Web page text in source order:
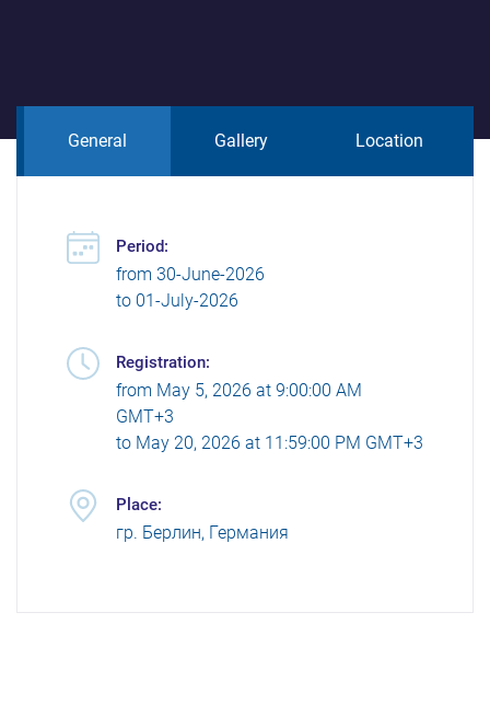
General Gallery Location
Period:
from 30-June-2026
to 01-July-2026
Registration:
from May 5, 2026 at 9:00:00 AM
GMT+3
to May 20, 2026 at 11:59:00 PM GMT+3
Place:
гр. Берлин, Германия